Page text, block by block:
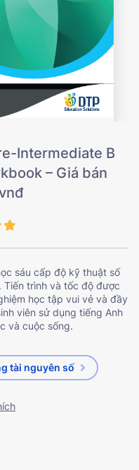
Intermediate B
– Giá bán
sáu cấp độ kỹ thuật số
Tiến trình và tốc độ được
học tập vui vẻ và đầy
viên sử dụng tiếng Anh
và cuộc sống.
tài nguyên số